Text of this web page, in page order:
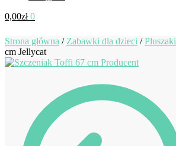
0,00zł 0
Strona główna / Zabawki dla dzieci /Pluszaki
cm Jellycat